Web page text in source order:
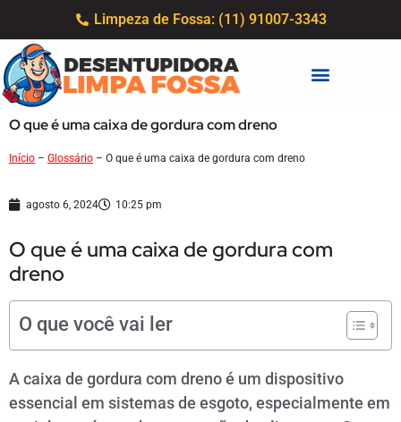
Limpeza de Fossa: (11) 91007-3343
O que é uma caixa de gordura com dreno
Início – Glossário – O que é uma caixa de gordura com dreno
agosto 6, 2024 10:25 pm
O que é uma caixa de gordura com
dreno
O que você vai ler
A caixa de gordura com dreno é um dispositivo
essencial em sistemas de esgoto, especialmente em